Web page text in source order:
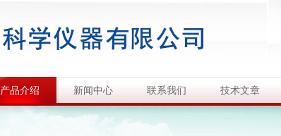
产品介绍 新闻中心 联系我们 技术文章